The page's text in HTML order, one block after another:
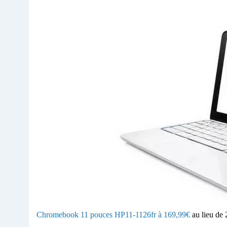
Chromebook 11 pouces HP11-1126frà 169,99€ au lieu de